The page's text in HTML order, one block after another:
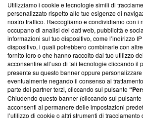
Questa sezione offre informazioni
News, sui nostri processi editoriali e su
creare news di qualità. Inoltre, afferma la
‘Trust Project - News with Integrity’
ancora membro del programma, ma ha
parte; Trust Project non ha ancora
conformità agli standard.
Su di noi
Team editoriale
Utilizziamo i cookie e tecnologie simili di
personalizzato rispetto alle tue esigenze di
nostro traffico. Raccogliamo e condividiamo con i
occupano di analisi dei dati web, pubblicità e
informazioni sul tuo dispositivo, come l’indirizzo
dispositivo, i quali potrebbero combinarle con
fornito loro o che hanno raccolto dal tuo utilizzo
acconsentire all’uso di tali tecnologie cliccando il
presente su questo banner oppure
eventualmente negando il consenso al
parte dei partner terzi, cliccando sul pulsante
Chiudendo questo banner (cliccando sul pulsante
acconsenti al permanere delle impostazioni
l’utilizzo di cookie o altri strumenti di tracciamento